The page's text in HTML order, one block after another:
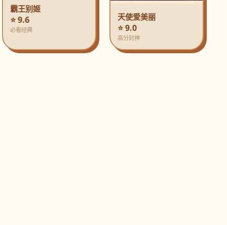
霸王别姬
⭐ 9.6
必看经典
天使爱美丽
⭐ 9.0
高分封神